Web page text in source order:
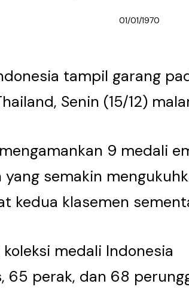
01/01/1970
tampil garang
Senin (15/12)
9 medali
semakin
kedua klasemen
medali Indonesia
65 perak, dan 68